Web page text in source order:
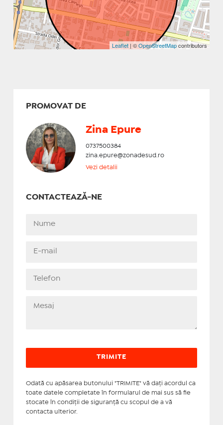
Leaflet | ©OpenStreetMapcontributors
PROMOVAT DE
Zina Epure
0737500384
zina.epure@zonadesud.ro
Vezi detalii
CONTACTEAZĂ-NE
Odată cu apăsarea butonului "TRIMITE" vă daţi acordul ca
toate datele completate în formularul de mai sus să fie
stocate în condiţii de siguranţă cu scopul de a vă
contacta ulterior.